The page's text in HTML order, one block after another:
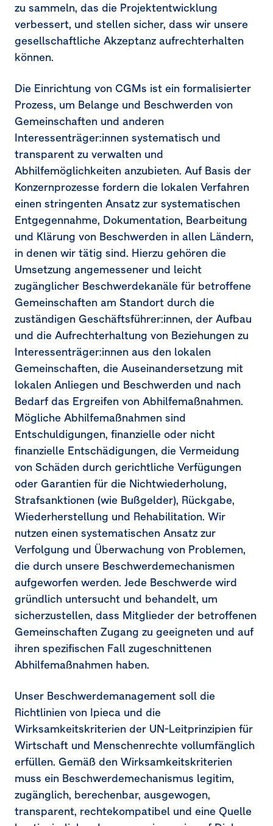
zu sammeln, das die Projektentwicklung
verbessert, und stellen sicher, dass wir unsere
gesellschaftliche Akzeptanz aufrechterhalten
können.
Die Einrichtung von CGMs ist ein formalisierter
Prozess, um Belange und Beschwerden von
Gemeinschaften und anderen
Interessenträger:innen systematisch und
transparent zu verwalten und
Abhilfemöglichkeiten anzubieten. Auf Basis der
Konzernprozesse fordern die lokalen Verfahren
einen stringenten Ansatz zur systematischen
Entgegennahme, Dokumentation, Bearbeitung
und Klärung von Beschwerden in allen Ländern,
in denen wir tätig sind. Hierzu gehören die
Umsetzung angemessener und leicht
zugänglicher Beschwerdekanäle für betroffene
Gemeinschaften am Standort durch die
zuständigen Geschäftsführer:innen, der Aufbau
und die Aufrechterhaltung von Beziehungen zu
Interessenträger:innen aus den lokalen
Gemeinschaften, die Auseinandersetzung mit
lokalen Anliegen und Beschwerden und nach
Bedarf das Ergreifen von Abhilfemaßnahmen.
Mögliche Abhilfemaßnahmen sind
Entschuldigungen, finanzielle oder nicht
finanzielle Entschädigungen, die Vermeidung
von Schäden durch gerichtliche Verfügungen
oder Garantien für die Nichtwiederholung,
Strafsanktionen (wie Bußgelder), Rückgabe,
Wiederherstellung und Rehabilitation. Wir
nutzen einen systematischen Ansatz zur
Verfolgung und Überwachung von Problemen,
die durch unsere Beschwerdemechanismen
aufgeworfen werden. Jede Beschwerde wird
gründlich untersucht und behandelt, um
sicherzustellen, dass Mitglieder der betroffenen
Gemeinschaften Zugang zu geeigneten und auf
ihren spezifischen Fall zugeschnittenen
Abhilfemaßnahmen haben.
Unser Beschwerdemanagement soll die
Richtlinien von Ipieca und die
Wirksamkeitskriterien der UN-Leitprinzipien für
Wirtschaft und Menschenrechte vollumfänglich
erfüllen. Gemäß den Wirksamkeitskriterien
muss ein Beschwerdemechanismus legitim,
zugänglich, berechenbar, ausgewogen,
transparent, rechtekompatibel und eine Quelle